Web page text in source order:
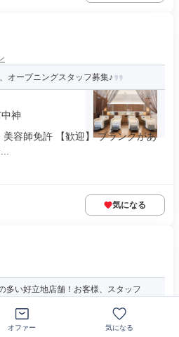
オープニングスタッフ募集♪
神
容師免許 【歓迎】 ブランクがあ
気になる
多い好立地店舗！お客様、スタッフ
オファー 気になる